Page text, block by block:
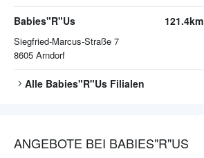
Babies"R"Us
Siegfried-Marcus-Straße 7
8605 Arndorf
121.4km
Alle Babies"R"Us Filialen
ANGEBOTE BEI BABIES"R"US